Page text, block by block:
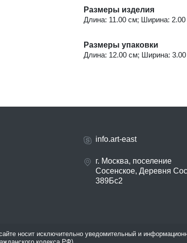
Размеры изделия
Длина: 11.00 см; Ширина:
Размеры упаковки
Длина: 12.00 см; Ширина:
info.art-east
г. Москва, поселение
Сосенское, Деревня
389Бс2
носит исключительно уведомительный и